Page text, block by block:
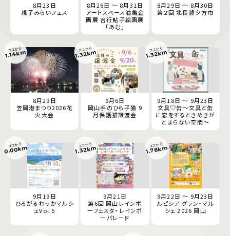
8月23日
親子みらいフェス
8月26日 ～ 8月31日
アートスペース油亀企
画展 吉行鮎子絵画展
「あむ」
8月29日 ～ 8月30日
第２回 北長瀬夕方市
8月29日
笠岡港まつり2026花
火大会
ココから
1.14km
9月6日
岡山手のひら子猫 9
月保護猫譲渡会
ココから
1.32km
9月18日 ～ 9月23日
文具♡缶～文具と缶
に恋をするときめきが
とまらない空間～
ココから
1.32km
9月19日
ひろがるわっかマルシ
ェVol.5
ココから
0.00km
9月21日
第6回 岡山レインボ
ーフェスタ・レインボ
ーパレード
ココから
1.32km
9月22日 ～ 9月23日
ルピシア グラン・マル
シェ 2026 岡山
ココから
1.78km